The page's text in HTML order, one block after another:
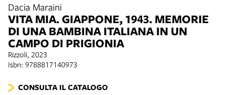
Dacia Maraini
VITA MIA. GIAPPONE, 1943. MEMORIE
DI UNA BAMBINA ITALIANA IN UN
CAMPO DI PRIGIONIA
Rizzoli, 2023
Isbn: 9788817140973
CONSULTA IL CATALOGO